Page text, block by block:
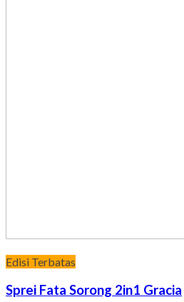
Edisi Terbatas
Sprei Fata Sorong 2in1 Gracia